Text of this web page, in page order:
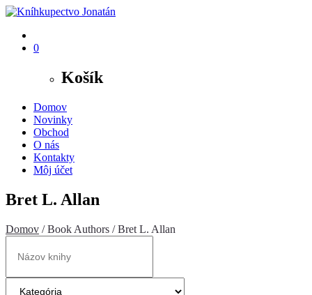
0
Košík
Domov
Novinky
Obchod
O nás
Kontakty
Môj účet
Bret L. Allan
Domov / Book Authors / Bret L. Allan